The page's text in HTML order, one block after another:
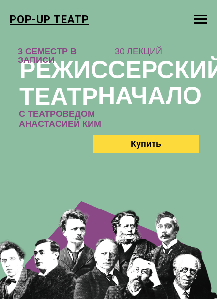
POP-UP ТЕАТР
Купить
С ТЕАТРОВЕДОМ
АНАСТАСИЕЙ КИМ
ТЕАТРНАЧАЛО
30 ЛЕКЦИЙ
3 СЕМЕСТР В
ЗАПИСИ